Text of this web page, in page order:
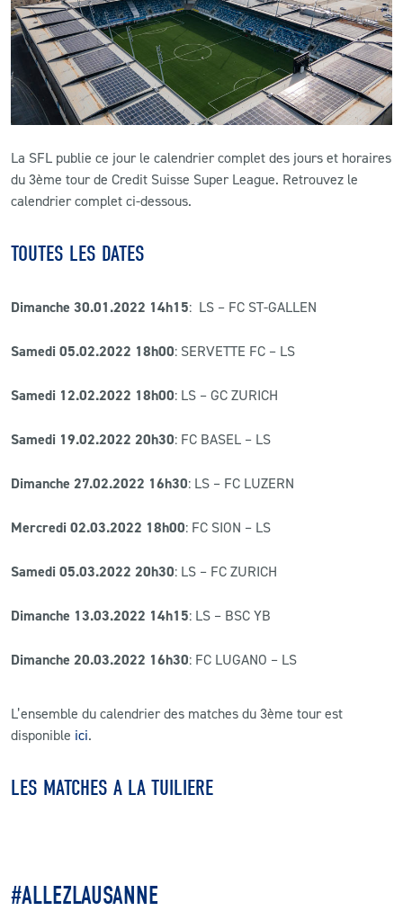
CLUB
CONTACT
LS E-SHOP
LS ACADEMY CAMPS
La SFL publie ce jour le calendrier complet des jours et horaires
du 3ème tour de Credit Suisse Super League. Retrouvez le
calendrier complet ci-dessous.
TOUTES LES DATES
Dimanche 30.01.2022 14h15: LS – FC ST-GALLEN
Samedi 05.02.2022 18h00: SERVETTE FC – LS
Samedi 12.02.2022 18h00: LS – GC ZURICH
Samedi 19.02.2022 20h30: FC BASEL – LS
Dimanche 27.02.2022 16h30: LS – FC LUZERN
Mercredi 02.03.2022 18h00: FC SION – LS
Samedi 05.03.2022 20h30: LS – FC ZURICH
Dimanche 13.03.2022 14h15: LS – BSC YB
Dimanche 20.03.2022 16h30: FC LUGANO – LS
L’ensemble du calendrier des matches du 3ème tour est
disponible ici.
LES MATCHES A LA TUILIERE
#ALLEZLAUSANNE